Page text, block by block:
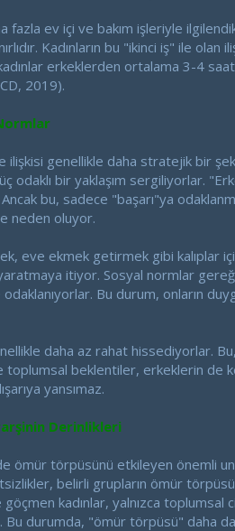
fazla ev içi ve bakım işleriyle
Kadınların bu "ikinci iş" ile
erkeklerden ortalama 3-4
2019).
genellikle daha stratejik bir
odaklı bir yaklaşım sergiliyorlar.
bu, sadece "başarı"ya
neden oluyor.
eve ekmek getirmek gibi kalıplar
itiyor. Sosyal normlar
Bu durum, onların
daha az rahat hissediyorlar.
toplumsal beklentiler, erkeklerin
yansımaz.
Derinlikleri
ömür törpüsünü etkileyen önemli
belirli grupların ömür
kadınlar, yalnızca toplumsal
durumda, "ömür törpüsü" daha da